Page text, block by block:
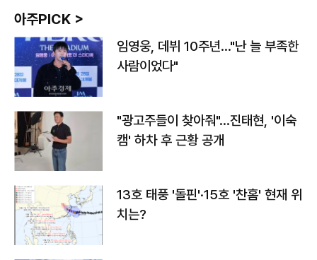
아주PICK >
임영웅, 데뷔 10주년…"난 늘 부족한
사람이었다"
"광고주들이 찾아줘"…진태현, '이숙
캠' 하차 후 근황 공개
13호 태풍 '돌핀'·15호 '찬홈' 현재 위
치는?